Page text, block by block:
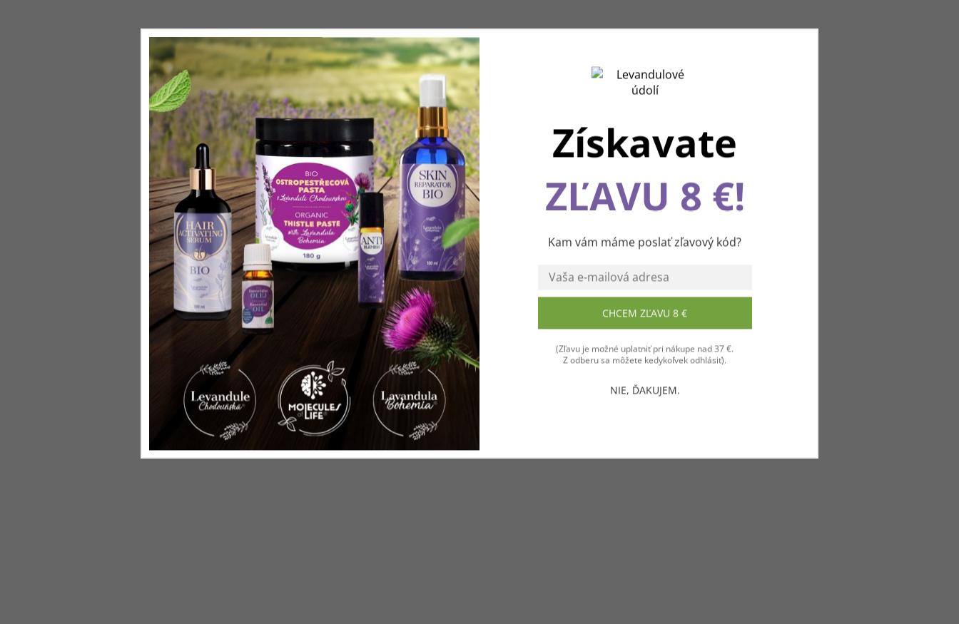
Používame cookies, aby sme vám spríjemnili pohodlnú cestu
webom Levanduľového údolia. Vďaka vašim podnetom
neustále zlepšujeme jeho funkcie, výkon a prehľadnosť.
Ďakujeme a prajeme vám príjemný zážitok! 💜
Súhlasím
Získavate
ZĽAVU 8 €!
Kam vám máme poslať zľavový kód?
CHCEM ZĽAVU 8 €
(Zľavu je možné uplatniť pri nákupe nad 37 €.
Z odberu sa môžete kedykoľvek odhlásiť).
NIE, ĎAKUJEM.